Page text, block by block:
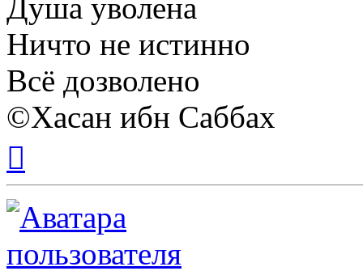
Душа уволена
Ничто не истинно
Всё дозволено
©Хасан ибн Саббах
началу